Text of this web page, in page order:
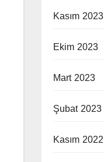
Kasım 2023
Ekim 2023
Mart 2023
Şubat 2023
Kasım 2022